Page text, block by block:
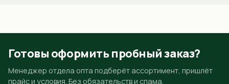
Готовы оформить пробный заказ?
Менеджер отдела опта подберёт ассортимент, пришлёт
прайс и условия. Без обязательств и спама.